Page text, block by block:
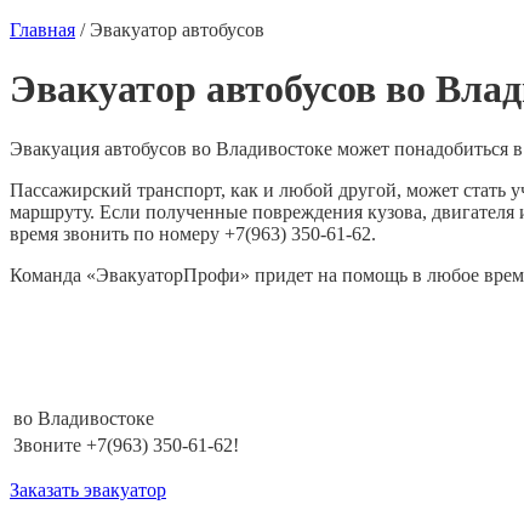
Главная / Эвакуатор автобусов
Эвакуатор автобусов во
Эвакуация автобусов во Владивостоке может понадобиться
Пассажирский транспорт, как и любой другой, может стать
маршруту. Если полученные повреждения кузова,
время звонить по номеру +7(963) 350-61-62.
Команда «ЭвакуаторПрофи» придет на помощь в любое
во Владивостоке
Звоните +7(963) 350-61-62!
Заказать эвакуатор